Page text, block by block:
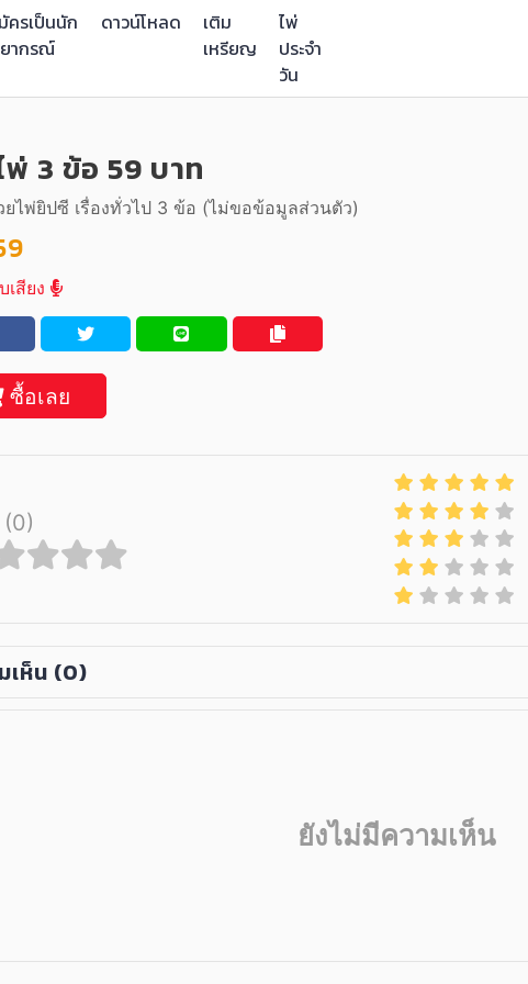
ครเป็นนัก
ากรณ์
ดาวน์โหลด
เติม
เหรียญ
ไพ่
ประจำ
วัน
พ่ 3 ข้อ 59 บาท
ยไพ่ยิปซี เรื่องทั่วไป 3 ข้อ (ไม่ขอข้อมูลส่วนตัว)
เสียง
ซื้อเลย
(0)
เห็น (0)
ยังไม่มีความเห็น